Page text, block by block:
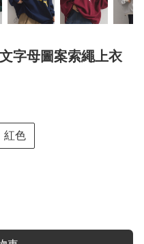
字母圖案索繩上衣
紅色